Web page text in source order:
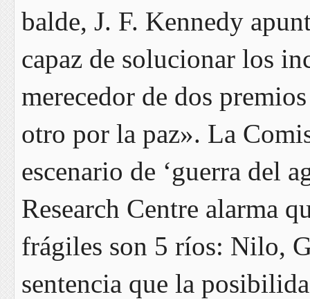
balde, J. F. Kennedy
capaz de solucionar los
merecedor de dos
otro por la paz». La
escenario de ‘guerra del
Research Centre alarma
frágiles son 5 ríos: Nilo,
sentencia que la